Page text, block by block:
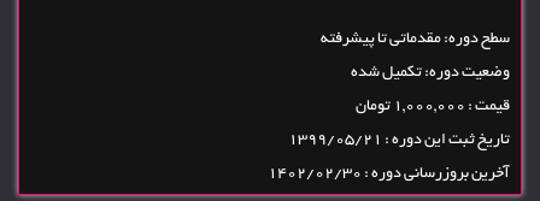
سطح دوره: مقدماتی تا پیشرفته
وضعیت دوره: تکمیل شده
قیمت : 1,000,000 تومان
تاریخ ثبت این دوره : 1399/05/21
آخرین بروزرسانی دوره : 1402/02/30